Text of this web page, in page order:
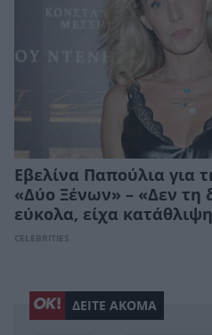
Εβελίνα Παπούλια για
«Δύο Ξένων» – «Δεν τη
εύκολα, είχα
CELEBRITIES
ΔΕΙΤΕ ΑΚΟΜΑ